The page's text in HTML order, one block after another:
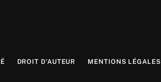
DROIT D’AUTEUR MENTIONS LÉGALES